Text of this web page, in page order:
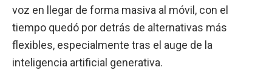
voz en llegar de forma masiva al móvil, con el
tiempo quedó por detrás de alternativas más
flexibles, especialmente tras el auge de la
inteligencia artificial generativa.